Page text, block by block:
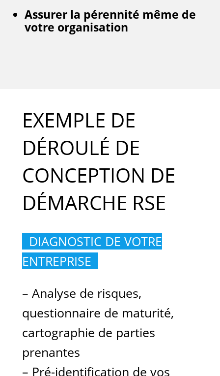
Assurer la pérennité même de
votre organisation
EXEMPLE DE
DÉROULÉ DE
CONCEPTION DE
DÉMARCHE RSE
DIAGNOSTIC DE VOTRE
ENTREPRISE
– Analyse de risques,
questionnaire de maturité,
cartographie de parties
prenantes
– Pré-identification de vos